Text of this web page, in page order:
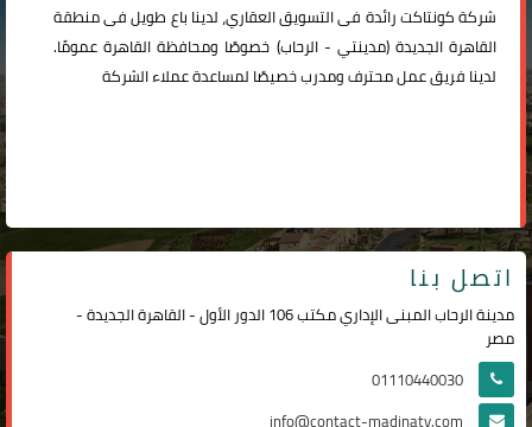
شركةكونتاكترائدة فى التسويق العقاري، لدينا باع طويل فى منطقة
القاهرة الجديدة (مدينتي -الرحاب) خصوصًا ومحافظة القاهرة عمومًا.
لدينا فريق عمل محترف ومدرب خصيصًا لمساعدة عملاء الشركة
اتصل بنا
مدينة الرحاب المبنى الإداري مكتب 106 الدور الأول - القاهرة الجديدة -
مصر
01110440030
info@contact-madinaty.com